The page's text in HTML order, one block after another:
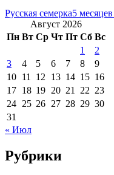
Русская семерка5
Август 2026
Пн Вт Ср Чт Пт Сб Вс
1
2
3
4 5 6 7 8
9
10 11 12 13 14 15 16
17 18 19 20 21 22 23
24 25 26 27 28 29 30
31
« Июл
Рубрики